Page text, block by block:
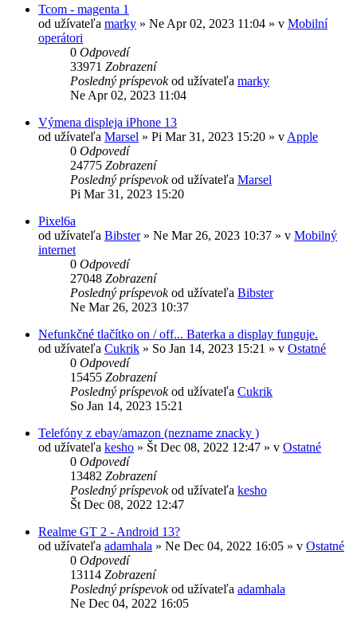
Tcom - magenta 1
od užívateľa marky » Ne Apr 02, 2023 11:04 » v Mobilní
operátori
0 Odpovedí
33971 Zobrazení
Posledný príspevokod užívateľa marky
Ne Apr 02, 2023 11:04
Výmena displeja iPhone 13
od užívateľa Marsel » Pi Mar 31, 2023 15:20 » v Apple
0 Odpovedí
24775 Zobrazení
Posledný príspevokod užívateľa Marsel
Pi Mar 31, 2023 15:20
Pixel6a
od užívateľa Bibster» Ne Mar 26, 2023 10:37 » v Mobilný
internet
0 Odpovedí
27048 Zobrazení
Posledný príspevokod užívateľa Bibster
Ne Mar 26, 2023 10:37
Nefunkčné tlačítko on / off... Baterka a display funguje.
od užívateľa Cukrik » So Jan 14, 2023 15:21 » v Ostatné
0 Odpovedí
15455 Zobrazení
Posledný príspevokod užívateľa Cukrik
So Jan 14, 2023 15:21
Telefóny z ebay/amazon (nezname znacky )
od užívateľa kesho » Št Dec 08, 2022 12:47 » v Ostatné
0 Odpovedí
13482 Zobrazení
Posledný príspevokod užívateľa kesho
Št Dec 08, 2022 12:47
Realme GT 2 - Android 13?
od užívateľa adamhala » Ne Dec 04, 2022 16:05 » v Ostatné
0 Odpovedí
13114 Zobrazení
Posledný príspevokod užívateľa adamhala
Ne Dec 04, 2022 16:05